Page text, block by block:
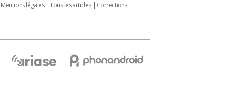
Mentions légales Tous les articles
Corrections